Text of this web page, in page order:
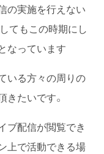
の実施を行えない
てもこの時期にし
なっています
いる方々の周りの
きたいです。
ブ配信が閲覧でき
上で活動できる場